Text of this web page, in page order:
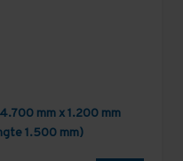
mm x 1.200 mm
1.500 mm)